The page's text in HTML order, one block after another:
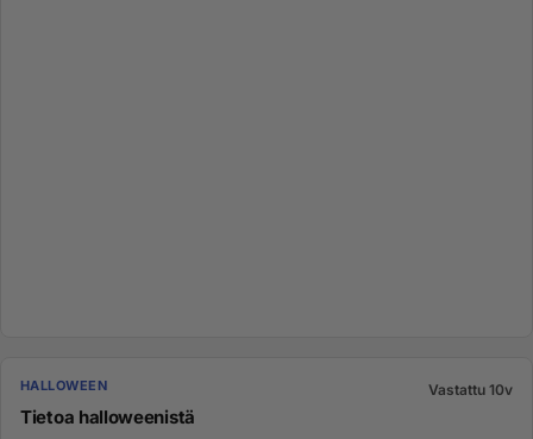
HALLOWEEN Vastattu 10v
Tietoa halloweenistä